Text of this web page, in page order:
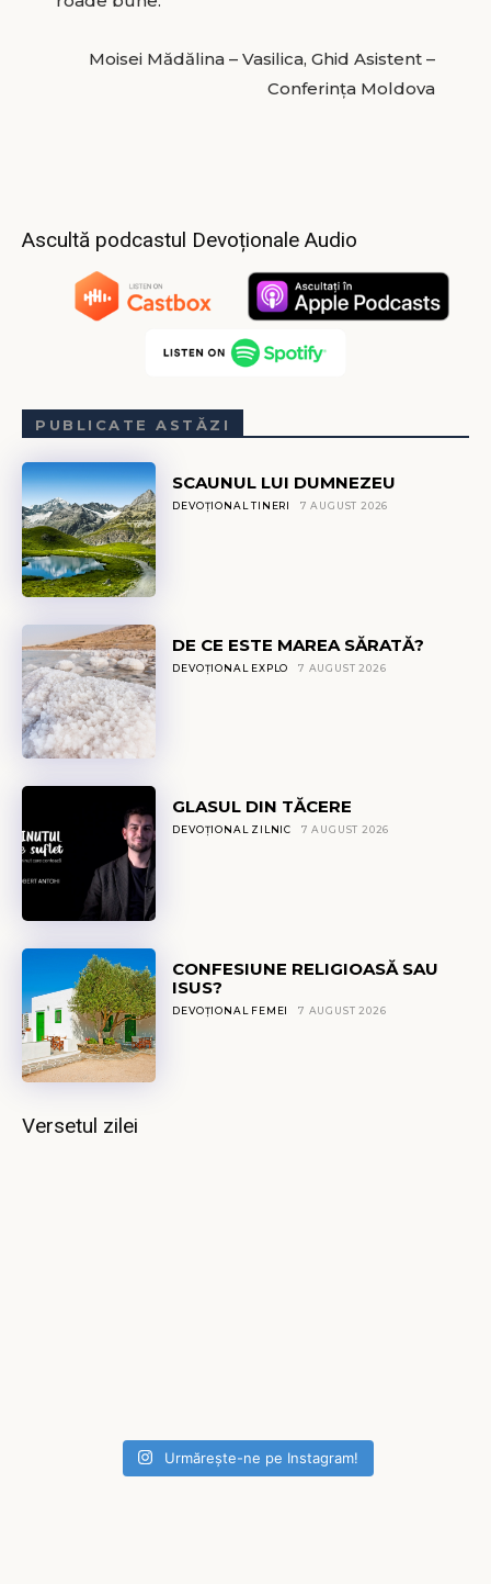
Moisei Mădălina – Vasilica, Ghid Asistent –
Conferința Moldova
Ascultă podcastul Devoționale Audio
PUBLICATE ASTĂZI
SCAUNUL LUI DUMNEZEU
DEVOȚIONAL TINERI 7 AUGUST 2026
DE CE ESTE MAREA SĂRATĂ?
DEVOȚIONAL EXPLO 7 AUGUST 2026
GLASUL DIN TĂCERE
DEVOȚIONAL ZILNIC 7 AUGUST 2026
CONFESIUNE RELIGIOASĂ SAU
ISUS?
DEVOȚIONAL FEMEI 7 AUGUST 2026
Versetul zilei
Urmărește-ne pe Instagram!